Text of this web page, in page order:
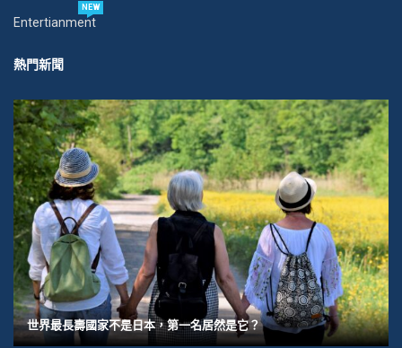
Entertianment
NEW
熱門新聞
世界最長壽國家不是日本，第一名居然是它？